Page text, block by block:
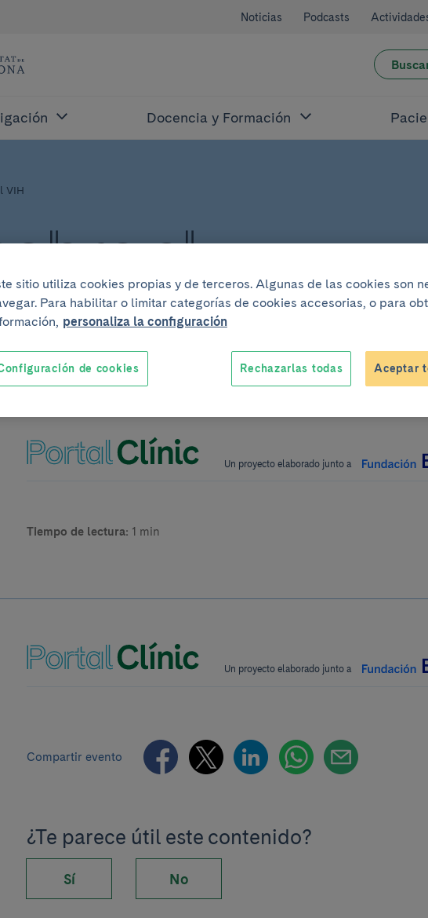
Noticias Podcasts
Docencia y Formación
VIH
el
Un proyecto elaborado junto a
Tiempo de lectura: 1 min
Un proyecto elaborado junto a
Compartir evento
¿Te parece útil este contenido?
Sí No
sitio utiliza cookies propias y de terceros. Algunas de las cookies son
Para habilitar o limitar categorías de cookies accesorias, o para
personaliza la configuración
Rechazarlas todas Aceptar
de cookies